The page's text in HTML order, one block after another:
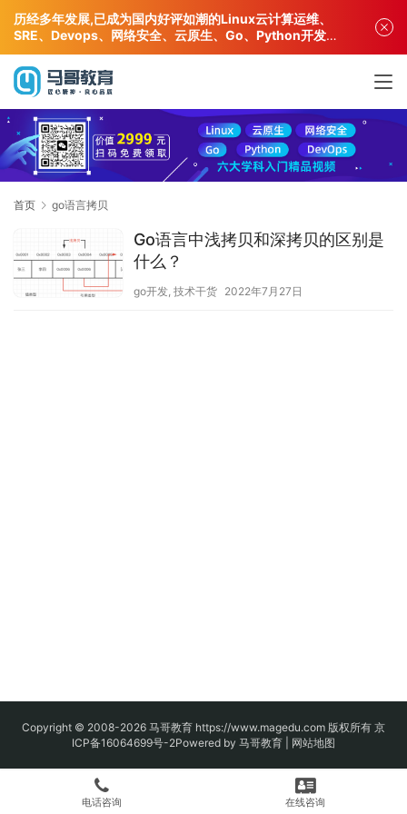
首页 go语言拷贝
Go语言中浅拷贝和深拷贝的区别是
什么？
go开发, 技术干货 2022年7月27日
Copyright © 2008-2026 马哥教育 https://www.magedu.com 版权所有 京
ICP备16064699号-2Powered by 马哥教育 | 网站地图
电话咨询 在线咨询
历经多年发展,已成为国内好评如潮的Linux云计算运维、
SRE、Devops、网络安全、云原生、Go、Python开发专
业人才培训机构!